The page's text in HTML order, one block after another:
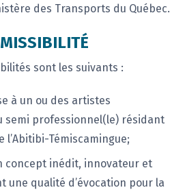
des Transports du Québec.
sont les suivants :
à un ou des artistes
semi professionnel(le) résidant
Témiscamingue;
concept inédit, innovateur et
une qualité d’évocation pour la